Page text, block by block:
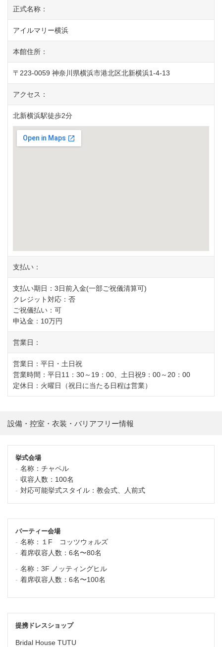
正式名称：
アイルマリー横浜
本館住所：
〒223-0059 神奈川県横浜市港北区北新横浜1-4-13
アクセス：
北新横浜駅徒歩2分
支払い：
支払い期日：3日前入金(一部ご祝儀清算可)
クレジット対応：否
ご祝儀払い：可
申込金：10万円
営業日：
営業日：平日・土日祝
営業時間：平日11：30～19：00、土日祝9：00～20：00
定休日：火曜日（祝日に当たる日程は営業）
設備・控室・衣装・バリアフリー情報
挙式会場
名称： チャペル
収容人数： 100名
対応可能挙式スタイル： 教会式、人前式
パーティー会場
名称：
１F コッツウォルズ
着席収容人数： 6名〜80名
名称： 3F ノッティングヒル
着席収容人数： 6名〜100名
提携ドレスショップ
Bridal House TUTU